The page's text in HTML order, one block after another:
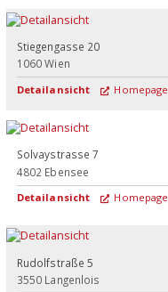
Stiegengasse 20
1060 Wien
Detailansicht Homepage
Solvaystrasse 7
4802 Ebensee
Detailansicht Homepage
Rudolfstraße 5
3550 Langenlois